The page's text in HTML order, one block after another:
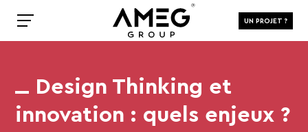
UN PROJET ?
Design Thinking et
innovation : quels enjeux ?